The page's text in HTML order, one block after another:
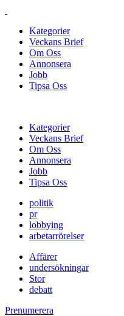
Kategorier
Veckans Brief
Om Oss
Annonsera
Jobb
Tipsa Oss
Kategorier
Veckans Brief
Om Oss
Annonsera
Jobb
Tipsa Oss
politik
pr
lobbying
arbetarrörelser
Affärer
undersökningar
Stor
debatt
Prenumerera